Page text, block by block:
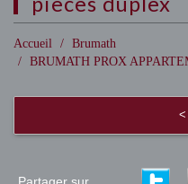
Accueil
Brumath
BRUMATH PROX
<